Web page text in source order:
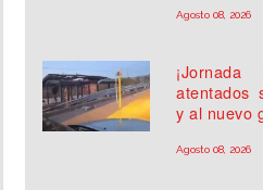
Agosto 08, 2026
atentados
y al nuevo
Agosto 08, 2026